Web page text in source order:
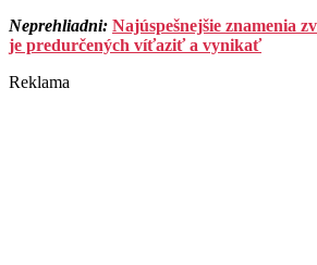
Neprehliadni: Najúspešnejšie znamenia
je predurčených víťaziť a vynikať
Reklama